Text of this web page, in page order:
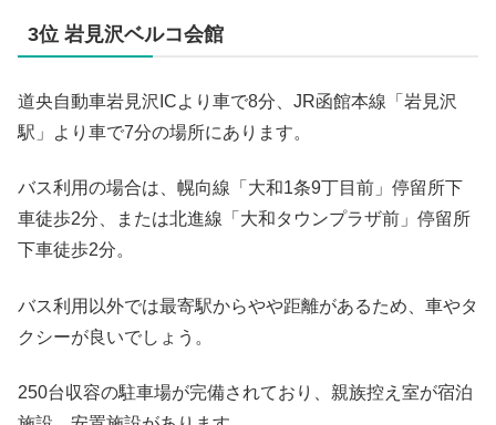
3位 岩見沢ベルコ会館
道央自動車岩見沢ICより車で8分、JR函館本線「岩見沢
駅」より車で7分の場所にあります。
バス利用の場合は、幌向線「大和1条9丁目前」停留所下
車徒歩2分、または北進線「大和タウンプラザ前」停留所
下車徒歩2分。
バス利用以外では最寄駅からやや距離があるため、車やタ
クシーが良いでしょう。
250台収容の駐車場が完備されており、親族控え室が宿泊